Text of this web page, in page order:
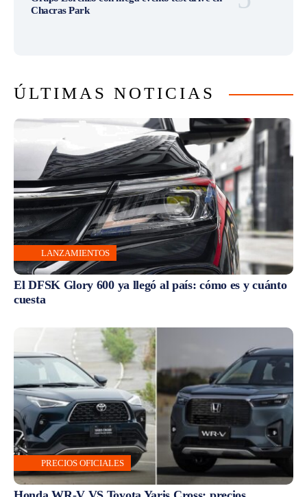
Chacras Park
ÚLTIMAS NOTICIAS
LANZAMIENTOS
El DFSK Glory 600 ya llegó al país: cómo es y cuánto
cuesta
PRECIOS OFICIALES